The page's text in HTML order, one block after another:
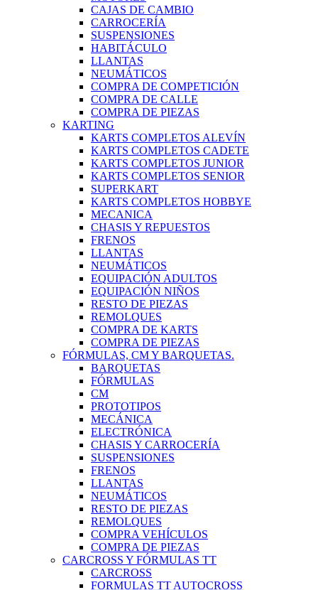
CAJAS DE CAMBIO
CARROCERÍA
SUSPENSIONES
HABITÁCULO
LLANTAS
NEUMÁTICOS
COMPRA DE COMPETICIÓN
COMPRA DE CALLE
COMPRA DE PIEZAS
KARTING
KARTS COMPLETOS ALEVÍN
KARTS COMPLETOS CADETE
KARTS COMPLETOS JUNIOR
KARTS COMPLETOS SENIOR
SUPERKART
KARTS COMPLETOS HOBBYE
MECANICA
CHASIS Y REPUESTOS
FRENOS
LLANTAS
NEUMÁTICOS
EQUIPACIÓN ADULTOS
EQUIPACIÓN NIÑOS
RESTO DE PIEZAS
REMOLQUES
COMPRA DE KARTS
COMPRA DE PIEZAS
FÓRMULAS, CM Y BARQUETAS.
BARQUETAS
FÓRMULAS
CM
PROTOTIPOS
MECÁNICA
ELECTRÓNICA
CHASIS Y CARROCERÍA
SUSPENSIONES
FRENOS
LLANTAS
NEUMÁTICOS
RESTO DE PIEZAS
REMOLQUES
COMPRA VEHÍCULOS
COMPRA DE PIEZAS
CARCROSS Y FÓRMULAS TT
CARCROSS
FORMULAS TT AUTOCROSS